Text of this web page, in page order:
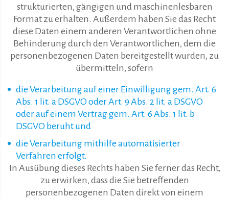
strukturierten, gängigen und maschinenlesbaren
Format zu erhalten. Außerdem haben Sie das Recht
diese Daten einem anderen Verantwortlichen ohne
Behinderung durch den Verantwortlichen, dem die
personenbezogenen Daten bereitgestellt wurden, zu
übermitteln, sofern
die Verarbeitung auf einer Einwilligung gem. Art. 6
Abs. 1 lit. a DSGVO oder Art. 9 Abs. 2 lit. a DSGVO
oder auf einem Vertrag gem. Art. 6 Abs. 1 lit. b
DSGVO beruht und
die Verarbeitung mithilfe automatisierter
Verfahren erfolgt.
In Ausübung dieses Rechts haben Sie ferner das Recht,
zu erwirken, dass die Sie betreffenden
personenbezogenen Daten direkt von einem